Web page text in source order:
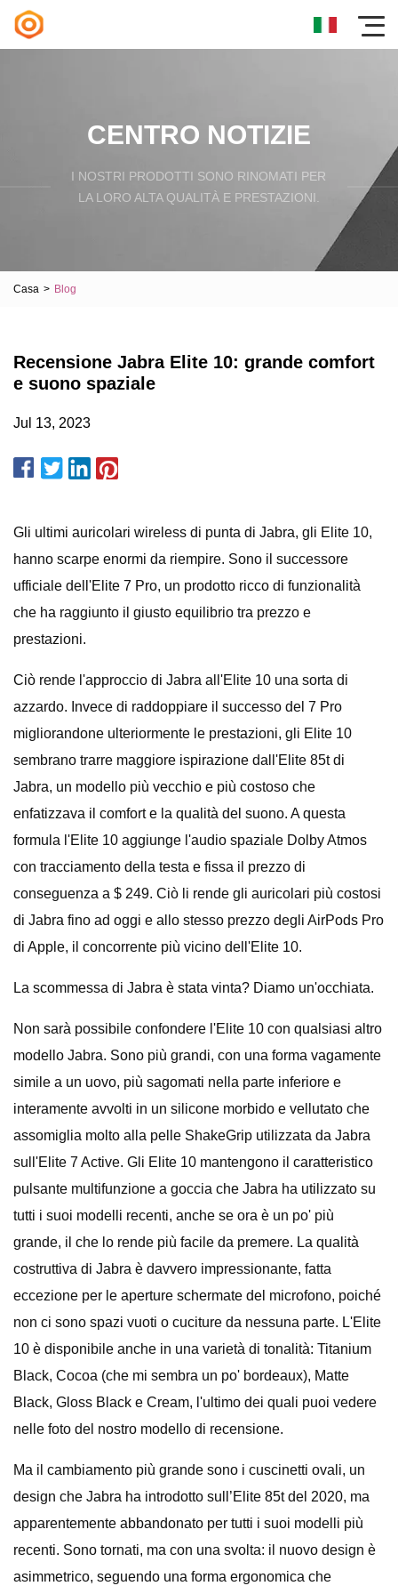
CENTRO NOTIZIE
I NOSTRI PRODOTTI SONO RINOMATI PER
LA LORO ALTA QUALITÀ E PRESTAZIONI.
Casa > Blog
Recensione Jabra Elite 10: grande comfort
e suono spaziale
Jul 13, 2023
Gli ultimi auricolari wireless di punta di Jabra, gli Elite 10,
hanno scarpe enormi da riempire. Sono il successore
ufficiale dell'Elite 7 Pro, un prodotto ricco di funzionalità
che ha raggiunto il giusto equilibrio tra prezzo e
prestazioni.
Ciò rende l'approccio di Jabra all'Elite 10 una sorta di
azzardo. Invece di raddoppiare il successo del 7 Pro
migliorandone ulteriormente le prestazioni, gli Elite 10
sembrano trarre maggiore ispirazione dall'Elite 85t di
Jabra, un modello più vecchio e più costoso che
enfatizzava il comfort e la qualità del suono. A questa
formula l'Elite 10 aggiunge l'audio spaziale Dolby Atmos
con tracciamento della testa e fissa il prezzo di
conseguenza a $ 249. Ciò li rende gli auricolari più costosi
di Jabra fino ad oggi e allo stesso prezzo degli AirPods Pro
di Apple, il concorrente più vicino dell'Elite 10.
La scommessa di Jabra è stata vinta? Diamo un'occhiata.
Non sarà possibile confondere l'Elite 10 con qualsiasi altro
modello Jabra. Sono più grandi, con una forma vagamente
simile a un uovo, più sagomati nella parte inferiore e
interamente avvolti in un silicone morbido e vellutato che
assomiglia molto alla pelle ShakeGrip utilizzata da Jabra
sull'Elite 7 Active. Gli Elite 10 mantengono il caratteristico
pulsante multifunzione a goccia che Jabra ha utilizzato su
tutti i suoi modelli recenti, anche se ora è un po' più
grande, il che lo rende più facile da premere. La qualità
costruttiva di Jabra è davvero impressionante, fatta
eccezione per le aperture schermate del microfono, poiché
non ci sono spazi vuoti o cuciture da nessuna parte. L'Elite
10 è disponibile anche in una varietà di tonalità: Titanium
Black, Cocoa (che mi sembra un po' bordeaux), Matte
Black, Gloss Black e Cream, l'ultimo dei quali puoi vedere
nelle foto del nostro modello di recensione.
Ma il cambiamento più grande sono i cuscinetti ovali, un
design che Jabra ha introdotto sull’Elite 85t del 2020, ma
apparentemente abbandonato per tutti i suoi modelli più
recenti. Sono tornati, ma con una svolta: il nuovo design è
asimmetrico, seguendo una forma ergonomica che